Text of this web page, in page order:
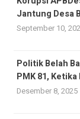
Jantung Desa
September 10,
Politik Belah
PMK 81,
Desember 8, 2025